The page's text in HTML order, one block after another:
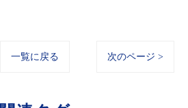
一覧に戻る 次のページ >